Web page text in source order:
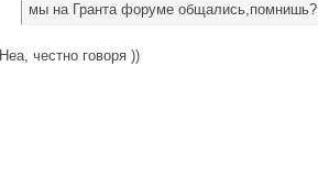
мы на Гранта форуме общались,помнишь?
Неа, честно говоря ))